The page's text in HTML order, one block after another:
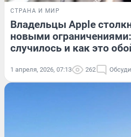
СТРАНА И МИР
Владельцы Apple
новыми
случилось и как это
1 апреля, 2026, 07:13 262